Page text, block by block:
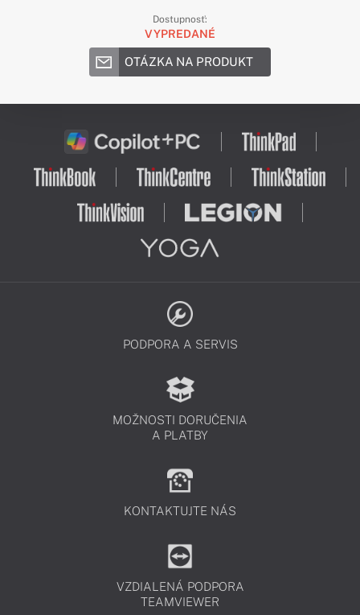
Dostupnosť:
VYPREDANÉ
OTÁZKA NA PRODUKT
PODPORA A SERVIS
MOŽNOSTI DORUČENIA
A PLATBY
KONTAKTUJTE NÁS
VZDIALENÁ PODPORA
TEAMVIEWER